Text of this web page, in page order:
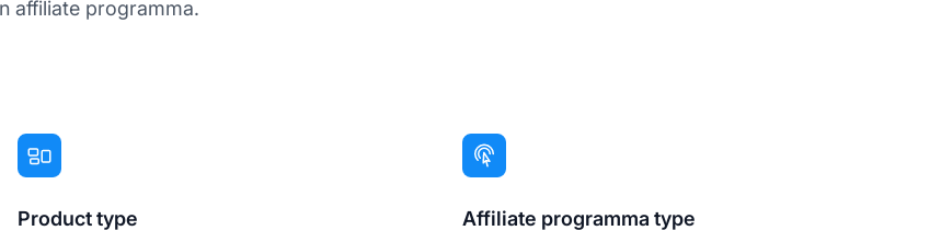
affiliate programma.
Product type Affiliate programma type